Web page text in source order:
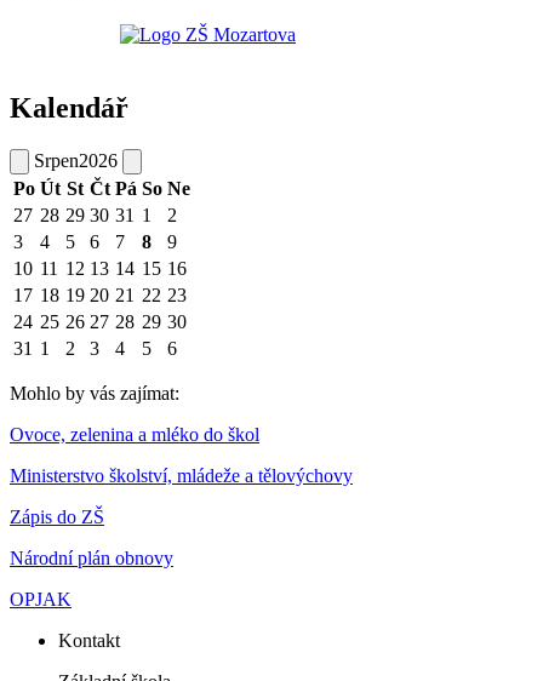
Kalendář
Srpen2026
Po Út St Čt Pá So Ne
27 28 29 30 31 1
2
3
4 5 6 7 8
9
10 11 12 13 14 15 16
17 18 19 20 21 22 23
24 25 26 27 28 29 30
31 1 2 3 4 5 6
Mohlo by vás zajímat:
Ovoce, zelenina a mléko do škol
Ministerstvo školství, mládeže a tělovýchovy
Zápis do ZŠ
Národní plán obnovy
OPJAK
Kontakt